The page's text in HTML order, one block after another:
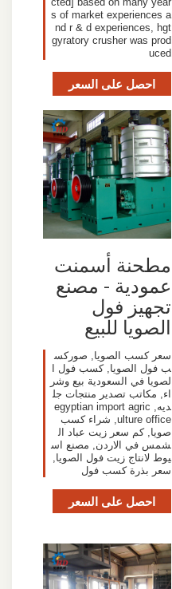
s of market experiences a
nd r & d experiences, hgt
gyratory crusher was prod
uced
احصل على السعر
مطحنة أسمنت
عمودية - مصنع
تجهيز فول
الصويا للبيع
سعر كسب الصويا, صوركس
ب فول الصويا, كسب فول ا
لصويا في السعودية بيع وشر
اء, مكاتب تصدير منتجات جل
ديه, egyptian import agric
ulture office, شراء كسب
صويا, كم سعر زيت عباد ال
شمس في الاردن, مصنع اس
يوط لانتاج زيت فول الصويا,
سعر بذرة كسب فول
احصل على السعر